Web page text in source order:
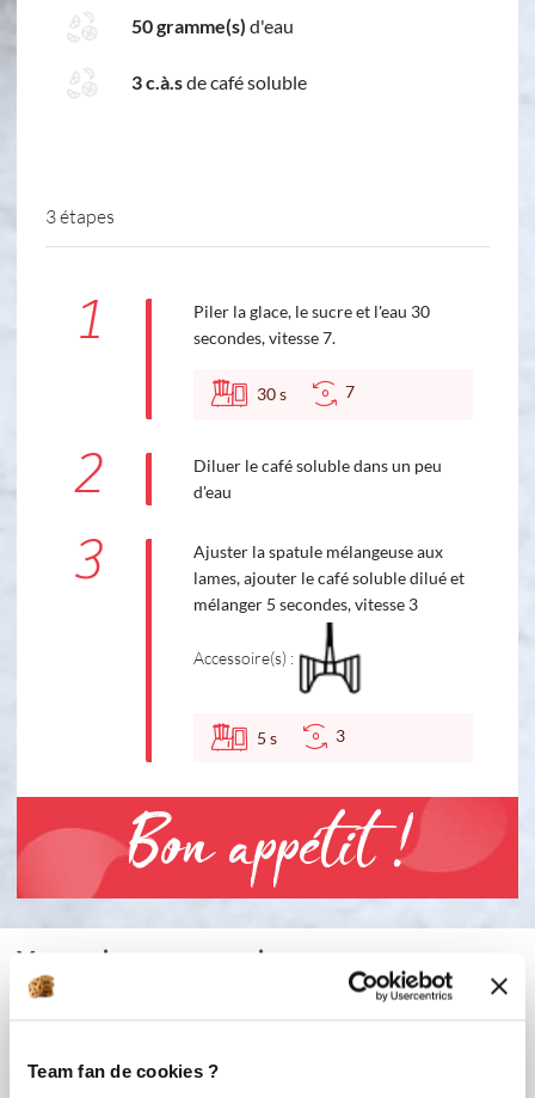
Team fan de cookies ?
50 gramme(s) d'eau
3 c.à.sde café soluble
3 étapes
1
Piler la glace, le sucre et l'eau 30
secondes, vitesse 7.
30s 7
2
Diluer le café soluble dans un peu
d'eau
3
Ajuster la spatule mélangeuse aux
lames, ajouter le café soluble dilué et
mélanger 5 secondes, vitesse 3
Accessoire(s) :
5 s 3
Bon appétit !
Vous aimerez aussi ...